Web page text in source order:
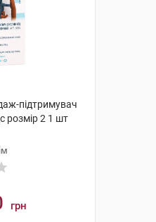
підтримувач
розмір 2 1 шт
грн